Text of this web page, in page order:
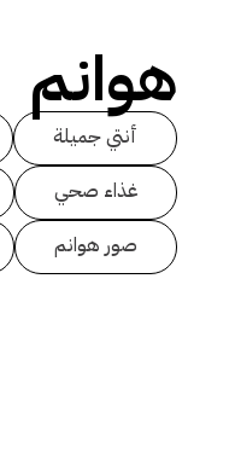
هوانم
أنتي جميلة
غذاء صحي
صور هوانم